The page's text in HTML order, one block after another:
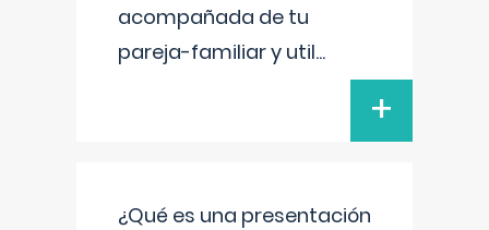
acompañada de tu
pareja-familiar y util...
+
¿Qué es una presentación